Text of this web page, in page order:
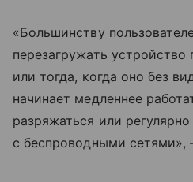
«Большинству
перезагружать
или тогда, когда оно без
начинает медленнее
разряжаться или
с беспроводными